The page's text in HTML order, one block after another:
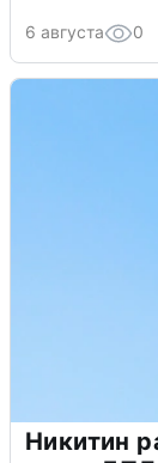
6 августа 0
Никитин